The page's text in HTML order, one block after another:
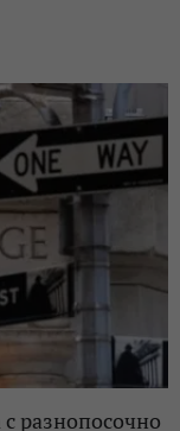
разнопосочно